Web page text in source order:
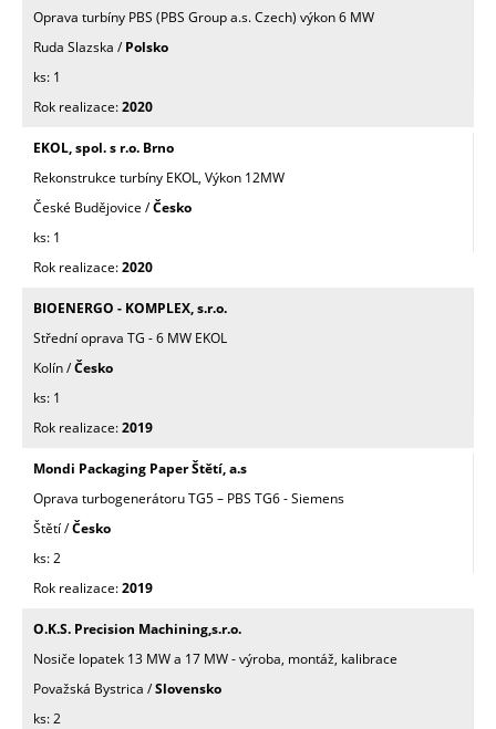
Oprava turbíny PBS (PBS Group a.s. Czech) výkon 6 MW
Ruda Slazska /Polsko
1
2020
EKOL, spol. s r.o. Brno
Rekonstrukce turbíny EKOL, Výkon 12MW
České Budějovice /Česko
1
2020
BIOENERGO - KOMPLEX, s.r.o.
Střední oprava TG - 6 MW EKOL
Kolín /Česko
1
2019
Mondi Packaging Paper Štětí, a.s
Oprava turbogenerátoru TG5 – PBS TG6 - Siemens
Štětí /Česko
2
2019
O.K.S. Precision Machining,s.r.o.
Nosiče lopatek 13 MW a 17 MW - výroba, montáž, kalibrace
Považská Bystrica /Slovensko
2